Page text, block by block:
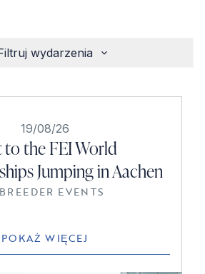
wydarzenia
19/08/26
to the FEI World
Jumping in Aachen
EVENTS
POKAŻ WIĘCEJ